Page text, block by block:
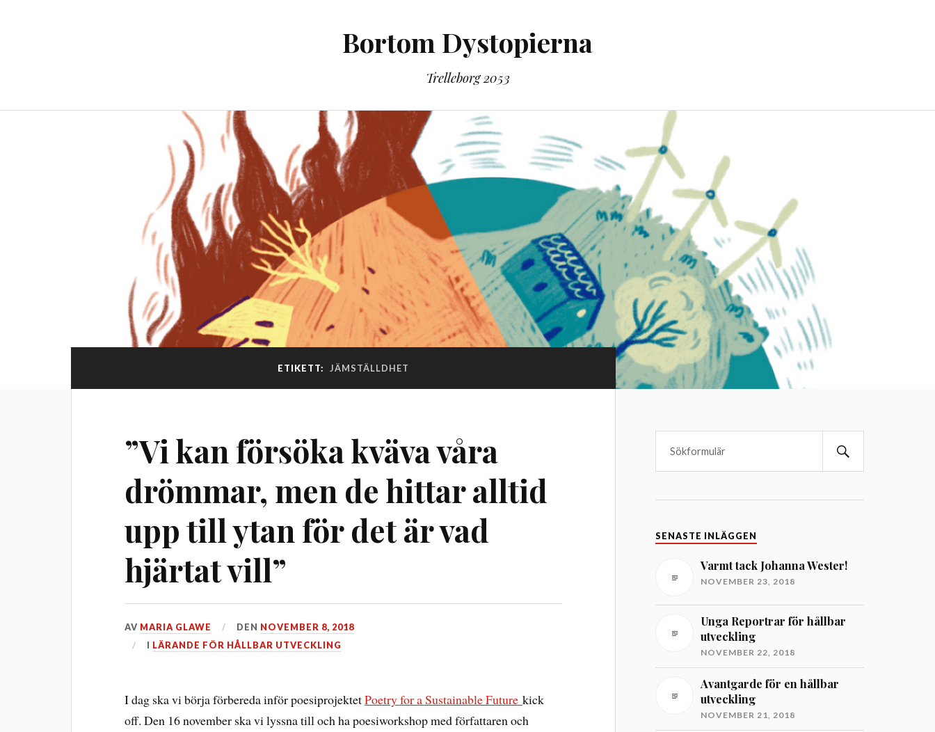
Bortom Dystopierna
Trelleborg 2053
ETIKETT: JÄMSTÄLLDHET
”Vi kan försöka kväva våra
drömmar, men de hittar alltid
upp till ytan för det är vad
hjärtat vill”
AV MARIA GLAWE DEN NOVEMBER 8, 2018
I LÄRANDE FÖR HÅLLBAR UTVECKLING
I dag ska vi börja förbereda inför poesiprojektetPoetry for a Sustainable Futurekick
off. Den 16 november ska vi lyssna till och ha poesiworkshop med författaren och
SENASTE INLÄGGEN
Varmt tack Johanna Wester!
NOVEMBER 23, 2018
Unga Reportrar för hållbar
utveckling
NOVEMBER 22, 2018
Avantgarde för en hållbar
utveckling
NOVEMBER 21, 2018